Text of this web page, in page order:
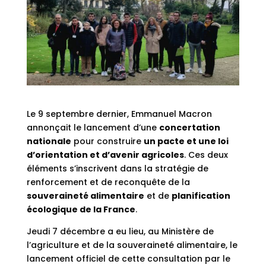
Le 9 septembre dernier, Emmanuel Macron
annonçait le lancement d’une concertation
nationale pour construire un pacte et une loi
d’orientation et d’avenir agricoles. Ces deux
éléments s’inscrivent dans la stratégie de
renforcement et de reconquête de la
souveraineté alimentaire et de planification
écologique de la France.
Jeudi 7 décembre a eu lieu, au Ministère de
l’agriculture et de la souveraineté alimentaire, le
lancement officiel de cette consultation par le